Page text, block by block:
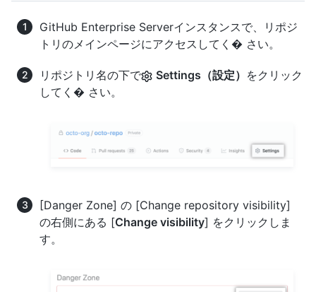
GitHub Enterprise Serverインスタンスで、リポジ
トリのメインページにアクセスしてく� さい。
リポジトリ名の下で Settings（設定） をクリック
してく� さい。
[Danger Zone] の [Change repository visibility]
の右側にある [Change visibility] をクリックしま
す。